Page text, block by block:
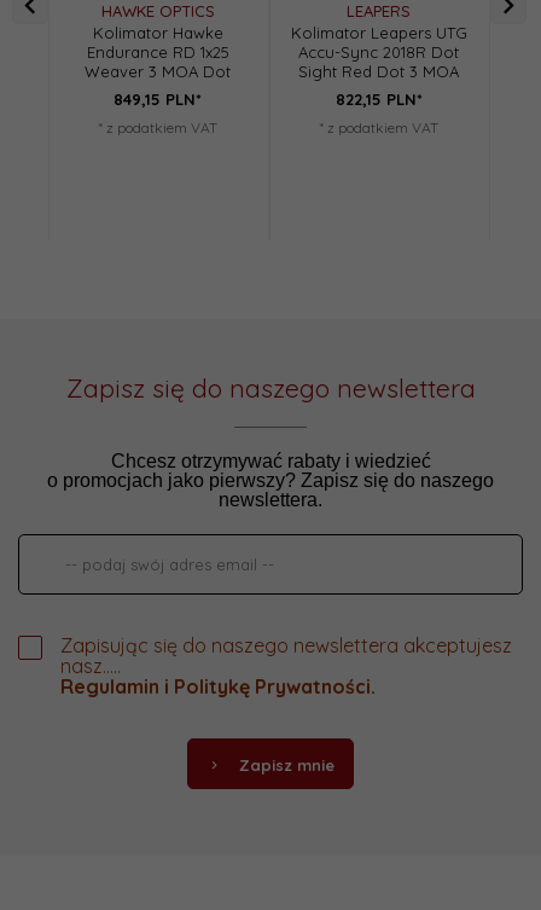
HAWKE OPTICS
Kolimator Hawke
Endurance RD 1x25
Weaver 3 MOA Dot
849,15 PLN*
* z podatkiem VAT
LEAPERS
Kolimator Leapers UTG
Accu-Sync 2018R Dot
Sight Red Dot 3 MOA
822,15 PLN*
* z podatkiem VAT
Zapisz się do naszego newslettera
Chcesz otrzymywać rabaty i wiedzieć
o promocjach jako pierwszy? Zapisz się do naszego
newslettera.
Zapisując się do naszego newslettera akceptujesz
nasz.....
Regulamin i Politykę Prywatności.
Zapisz mnie